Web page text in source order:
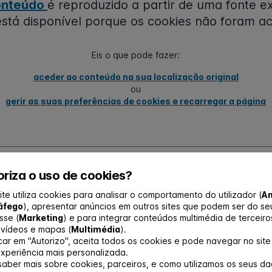
o uso de cookies?
utiliza cookies para analisar o comportamento do utilizador (
), apresentar anúncios em outros sites que podem ser do
(Marketing) e para integrar conteúdos multimédia de
e mapas (Multimédia).
em "Autorizo", aceita todos os cookies e pode navegar no site
mais personalizada.
mais sobre cookies, parceiros, e como utilizamos os seus
é reproduzido a partir de uma fonte
disponível porque os cookies não foram
Eis o que pode fazer:
aceder ao conteúdo na sua localização original
ou
gerir as suas preferências de cookies e recarregar a página
de Proteção Radiológica
apresentou
do Congresso Mundial da IRPA em 2028
com o apoio da Sociedade Portuguesa, bem
Italiana e Germano-Suíça, tendo sido
Geral.